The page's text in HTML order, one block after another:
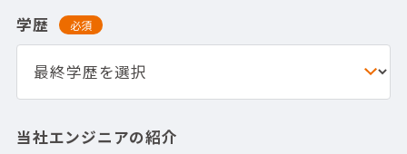
学歴 必須
当社エンジニアの紹介